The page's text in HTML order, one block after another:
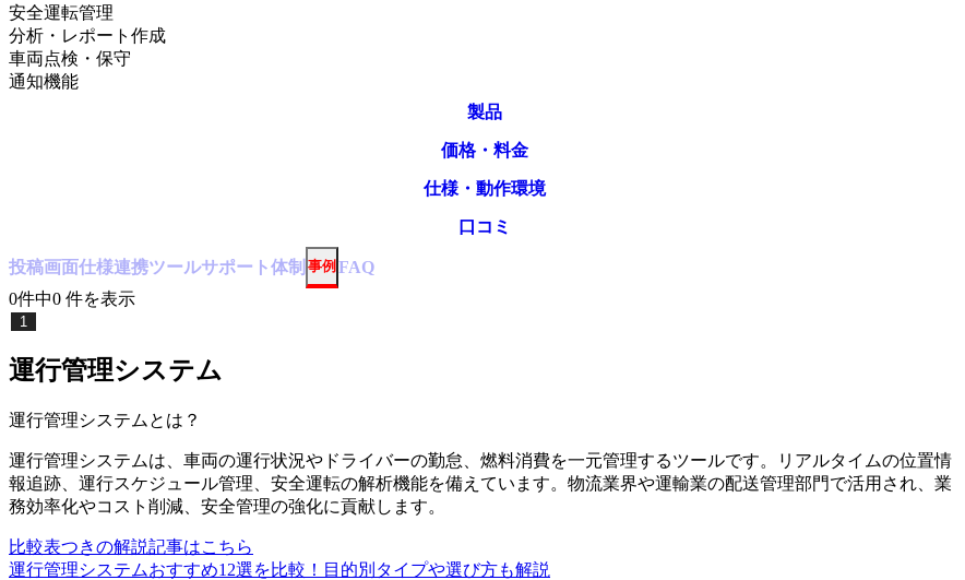
安全運転管理
分析・レポート作成
車両点検・保守
通知機能
製品
価格・料金
仕様・動作環境
口コミ
投稿画面仕様連携ツールサポート体制 事例 FAQ
0件中0 件を表示
1
運行管理システム
運行管理システム とは？
運行管理システムは、車両の運行状況やドライバーの勤怠、燃料消費を一元管理するツールです。リアルタイムの位置情
報追跡、運行スケジュール管理、安全運転の解析機能を備えています。物流業界や運輸業の配送管理部門で活用され、業
務効率化やコスト削減、安全管理の強化に貢献します。
比較表つきの解説記事はこちら
運行管理システムおすすめ12選を比較！目的別タイプや選び方も解説